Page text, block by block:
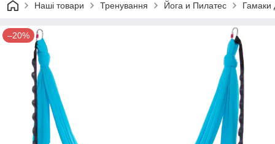
Наші товари Тренування Йога и Пилатес Гамаки
–20%